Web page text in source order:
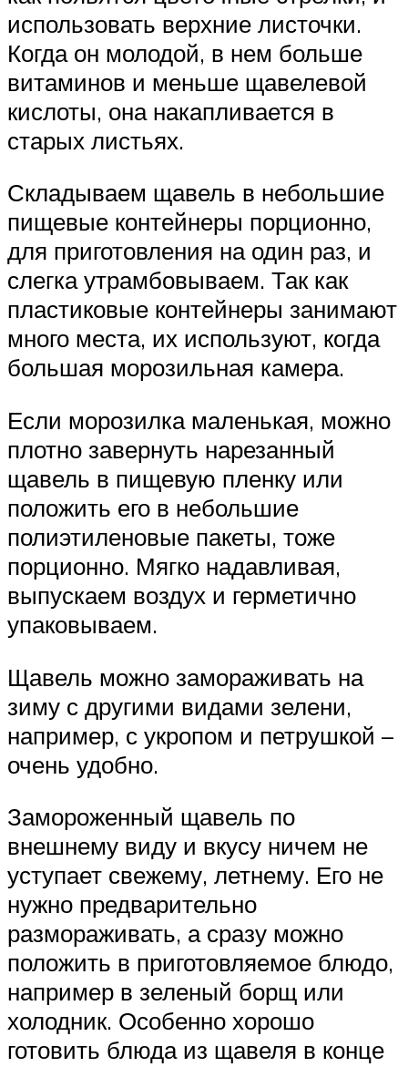
использовать верхние листочки.
Когда он молодой, в нем больше
витаминов и меньше щавелевой
кислоты, она накапливается в
старых листьях.
Складываем щавель в небольшие
пищевые контейнеры порционно,
для приготовления на один раз, и
слегка утрамбовываем. Так как
пластиковые контейнеры занимают
много места, их используют, когда
большая морозильная камера.
Если морозилка маленькая, можно
плотно завернуть нарезанный
щавель в пищевую пленку или
положить его в небольшие
полиэтиленовые пакеты, тоже
порционно. Мягко надавливая,
выпускаем воздух и герметично
упаковываем.
Щавель можно замораживать на
зиму с другими видами зелени,
например, с укропом и петрушкой –
очень удобно.
Замороженный щавель по
внешнему виду и вкусу ничем не
уступает свежему, летнему. Его не
нужно предварительно
размораживать, а сразу можно
положить в приготовляемое блюдо,
например в зеленый борщ или
холодник. Особенно хорошо
готовить блюда из щавеля в конце